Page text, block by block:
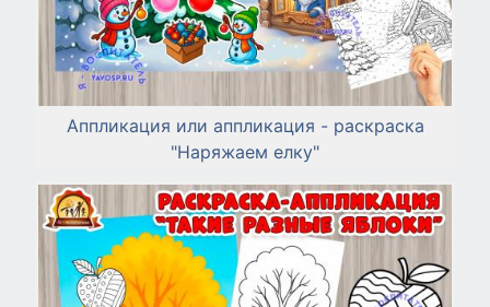
Аппликация или аппликация - раскраска
"Наряжаем елку"